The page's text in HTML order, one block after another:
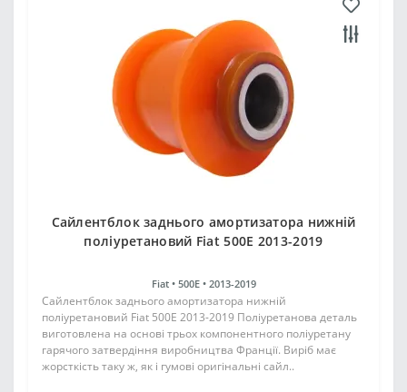
Сайлентблок заднього амортизатора нижній
поліуретановий Fiat 500E 2013-2019
Fiat • 500E • 2013-2019
Сайлентблок заднього амортизатора нижній
поліуретановий Fiat 500E 2013-2019 Поліуретанова деталь
виготовлена на основі трьох компонентного поліуретану
гарячого затвердіння виробництва Франції. Виріб має
жорсткість таку ж, як і гумові оригінальні сайл..